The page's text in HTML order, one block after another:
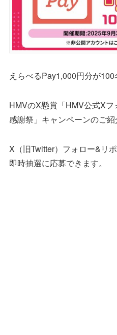
えらべるPay1,000円分が
HMVのX懸賞「HMV公式X
感謝祭」キャンペーンのご紹
X（旧Twitter）フォロー&リ
即時抽選に応募できます。